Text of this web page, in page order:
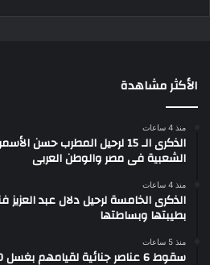
الأكثر مشاهدة
منذ 4 ساعات
الذكرى الـ 15 لرحيل المطرب حسن
الشعبية فى مصر والوطن العربى
منذ 4 ساعات
الذكرى الخامسة لرحيل دلال عبد
بطيبتها وبساطتها
منذ 5 ساعات